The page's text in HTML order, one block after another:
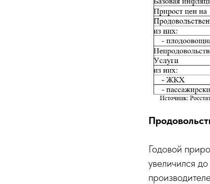
Годовой
увеличился